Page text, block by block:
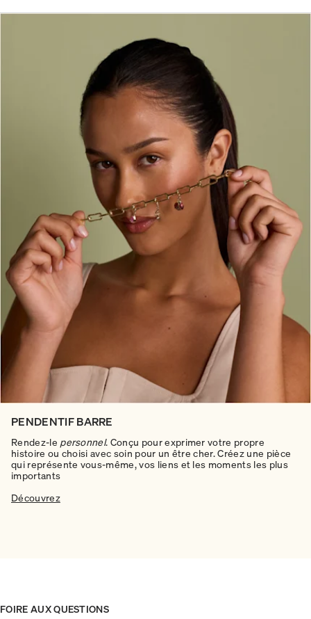
PENDENTIF BARRE
Rendez-le personnel. Conçu pour exprimer votre propre
histoire ou choisi avec soin pour un être cher. Créez une pièce
qui représente vous-même, vos liens et les moments les plus
importants
Découvrez
FOIRE AUX QUESTIONS